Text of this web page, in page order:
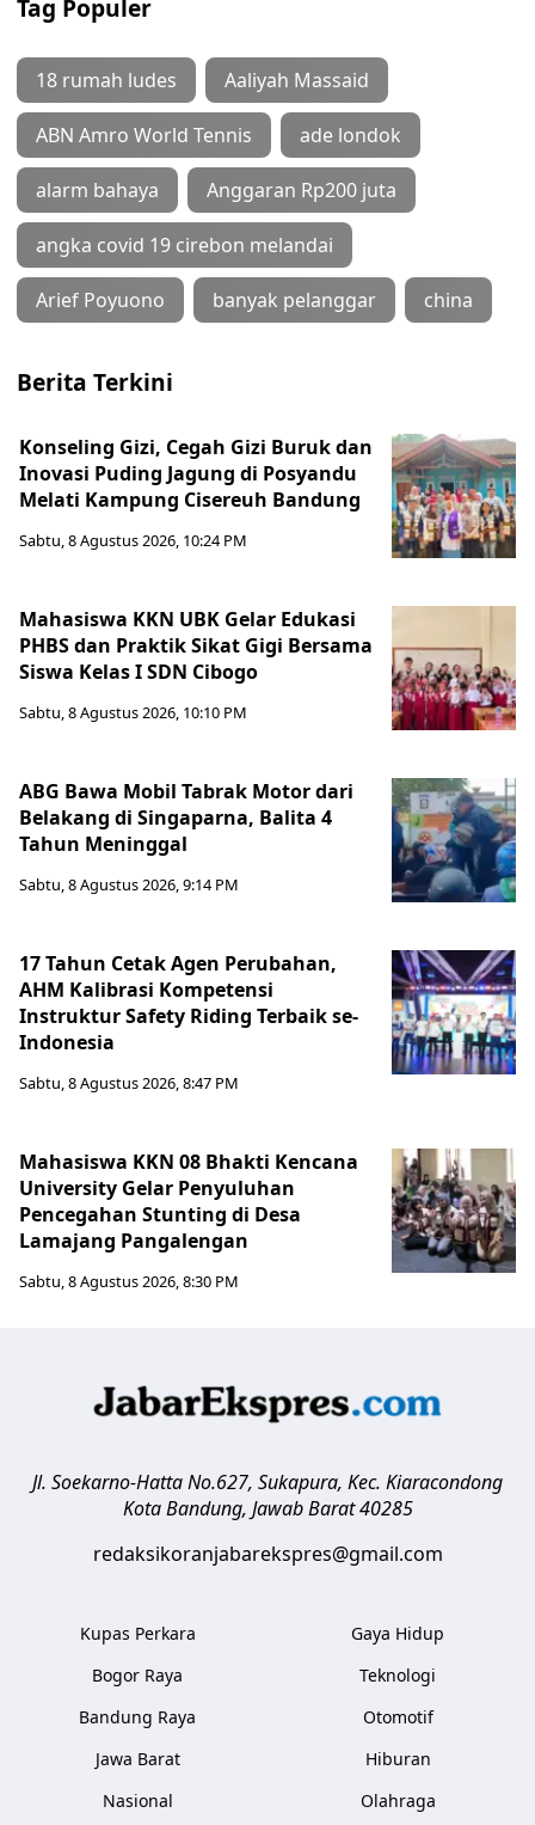
Tag Populer
18 rumah ludes Aaliyah Massaid
ABN Amro World Tennis ade londok
alarm bahaya Anggaran Rp200 juta
angka covid 19 cirebon melandai
Arief Poyuono banyak pelanggar china
Berita Terkini
Konseling Gizi, Cegah Gizi Buruk dan
Inovasi Puding Jagung di Posyandu
Melati Kampung Cisereuh Bandung
Sabtu, 8 Agustus 2026, 10:24 PM
Mahasiswa KKN UBK Gelar Edukasi
PHBS dan Praktik Sikat Gigi Bersama
Siswa Kelas I SDN Cibogo
Sabtu, 8 Agustus 2026, 10:10 PM
ABG Bawa Mobil Tabrak Motor dari
Belakang di Singaparna, Balita 4
Tahun Meninggal
Sabtu, 8 Agustus 2026, 9:14 PM
17 Tahun Cetak Agen Perubahan,
AHM Kalibrasi Kompetensi
Instruktur Safety Riding Terbaik se-
Indonesia
Sabtu, 8 Agustus 2026, 8:47 PM
Mahasiswa KKN 08 Bhakti Kencana
University Gelar Penyuluhan
Pencegahan Stunting di Desa
Lamajang Pangalengan
Sabtu, 8 Agustus 2026, 8:30 PM
Jl. Soekarno-Hatta No.627, Sukapura, Kec. Kiaracondong
Kota Bandung, Jawab Barat 40285
redaksikoranjabarekspres@gmail.com
Kupas Perkara
Bogor Raya
Bandung Raya
Jawa Barat
Nasional
Gaya Hidup
Teknologi
Otomotif
Hiburan
Olahraga